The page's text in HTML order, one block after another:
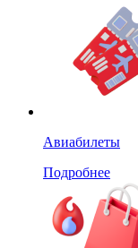
Авиабилеты
Подробнее